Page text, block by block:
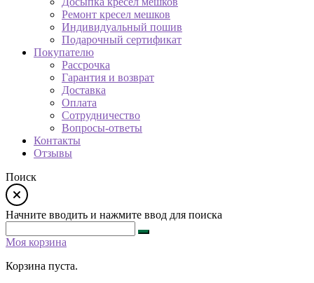
Ремонт кресел мешков
Индивидуальный пошив
Подарочный сертификат
Покупателю
Рассрочка
Гарантия и возврат
Доставка
Оплата
Сотрудничество
Вопросы-ответы
Контакты
Отзывы
Поиск
Начните вводить и нажмите ввод для поиска
Моя корзина
Корзина пуста.